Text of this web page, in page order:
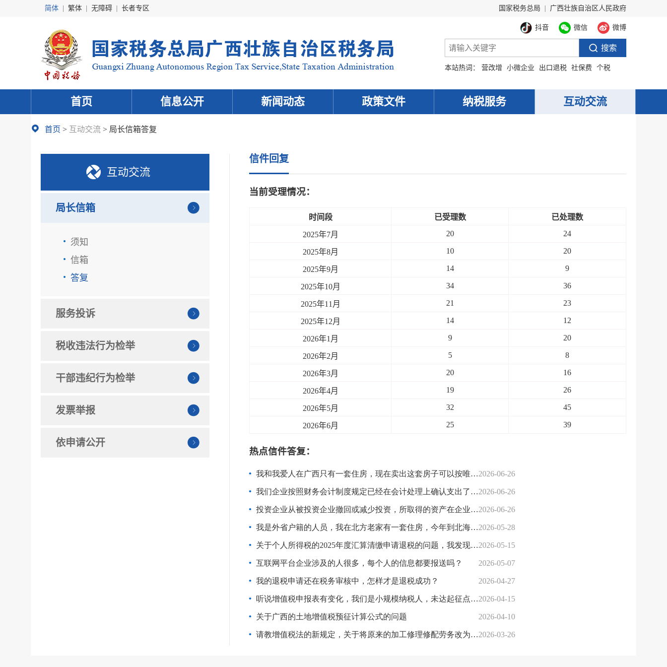
简体 繁体 无障碍 长者专区 国家税务总局 广西壮族自治区人民政府
抖音 微信 微博
本站热词： 营改增 小微企业 出口退税 社保费 个税
首页 信息公开 新闻动态 政策文件 纳税服务 互动交流
首页 > 互动交流 > 局长信箱答复
互动交流
局长信箱
须知
信箱
答复
服务投诉
税收违法行为检举
干部违纪行为检举
发票举报
依申请公开
信件回复
当前受理情况：
时间段 已受理数 已处理数
2025年7月 20 24
2025年8月 10 20
2025年9月 14 9
2025年10月 34 36
2025年11月 21 23
2025年12月 14 12
2026年1月 9 20
2026年2月 5 8
2026年3月 20 16
2026年4月 19 26
2026年5月 32 45
2026年6月 25 39
热点信件答复：